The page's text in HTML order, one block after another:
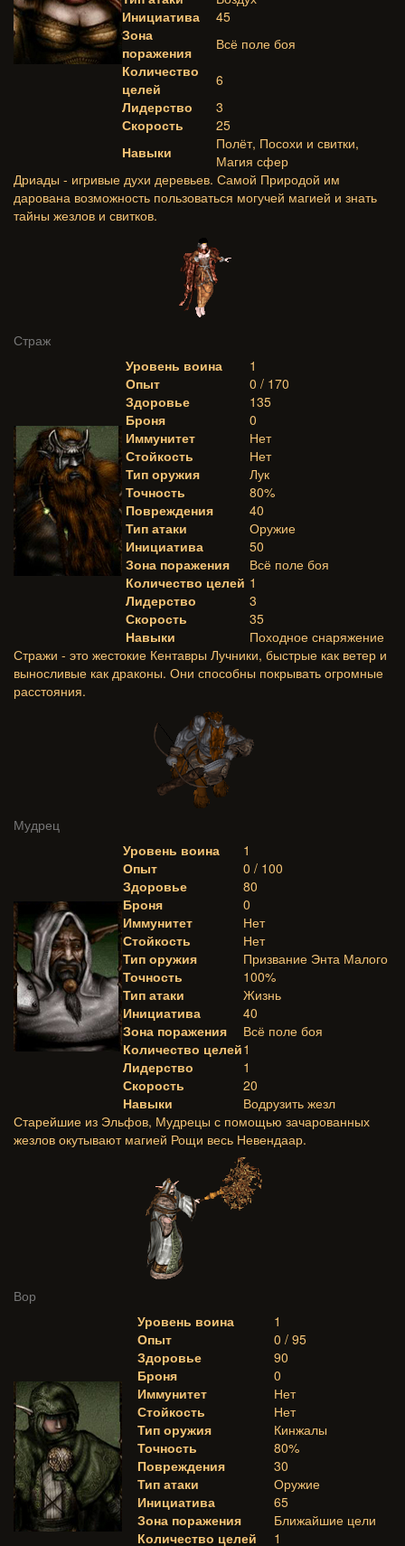
Инициатива
45
Зона
поражения
Всё поле боя
Количество
целей
6
Лидерство
3
Скорость
25
Навыки
Полёт, Посохи и свитки,
Магия сфер
Дриады - игривые духи деревьев. Самой Природой им
дарована возможность пользоваться могучей магией и знать
тайны жезлов и свитков.
Страж
Уровень воина
1
Опыт
0 / 170
Здоровье
135
Броня
0
Иммунитет
Нет
Стойкость
Нет
Тип оружия
Лук
Точность
80%
Повреждения
40
Тип атаки
Оружие
Инициатива
50
Зона поражения
Всё поле боя
Количество целей 1
Лидерство
3
Скорость
35
Навыки
Походное снаряжение
Стражи - это жестокие Кентавры Лучники, быстрые как ветер и
выносливые как драконы. Они способны покрывать огромные
расстояния.
Мудрец
Уровень воина
1
Опыт
0 / 100
Здоровье
80
Броня
0
Иммунитет
Нет
Стойкость
Нет
Тип оружия
Призвание Энта Малого
Точность
100%
Тип атаки
Жизнь
Инициатива
40
Зона поражения
Всё поле боя
Количество целей1
Лидерство
1
Скорость
20
Навыки
Водрузить жезл
Старейшие из Эльфов, Мудрецы с помощью зачарованных
жезлов окутывают магией Рощи весь Невендаар.
Вор
Уровень воина
1
Опыт
0 / 95
Здоровье
90
Броня
0
Иммунитет
Нет
Стойкость
Нет
Тип оружия
Кинжалы
Точность
80%
Повреждения
30
Тип атаки
Оружие
Инициатива
65
Зона поражения
Ближайшие цели
Количество целей
1